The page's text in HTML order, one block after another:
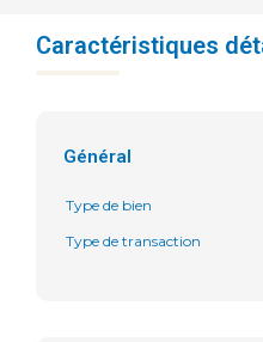
Caractéristiques
Général
Type de bien
Type de transaction